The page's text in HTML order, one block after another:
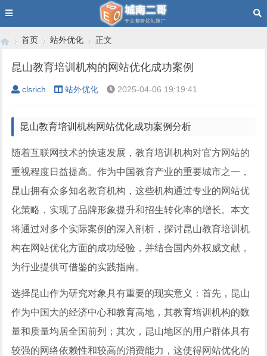
›
首页
›
站外优化
›
正文
昆山教育培训机构的网站优化成功案例
clsrich 站外优化 2025-04-06 19:19:41
昆山教育培训机构网站优化成功案例分析
随着互联网技术的快速发展，教育培训机构对官方网站的
重视程度日益提高。作为中国教育产业的重要城市之一，
昆山拥有众多知名教育机构，这些机构通过专业的网站优
化策略，实现了品牌形象提升和招生转化率的增长。本文
将通过对多个实际案例的深入剖析，探讨昆山教育培训机
构在网站优化方面的成功经验，并结合国内外权威文献，
为行业提供可借鉴的实践指南。
选择昆山作为研究对象具有重要的现实意义：首先，昆山
作为中国大的经济中心和教育高地，其教育培训机构的数
量和质量均居全国前列；其次，昆山地区的用户群体具有
较强的网络依赖性和较高的消费能力，这使得网站优化的